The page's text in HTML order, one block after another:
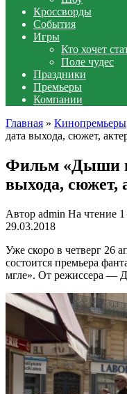
Кроссворды
События
Игры
Кто хочет
Поле чудес
Праздники
Премьеры
Компании
Главная » Кинопремьеры
дата выхода, сюжет,
Фильм «Дыши
выхода, сюжет,
Автор admin На чтение
29.03.2018
Уже скоро в четверг 26
состоится премьера
мгле». От режиссера —